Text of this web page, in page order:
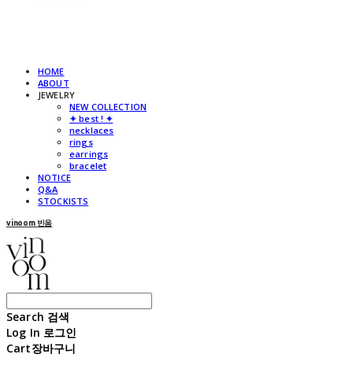
HOME
ABOUT
JEWELRY
NEW COLLECTION
✦ best ! ✦
necklaces
rings
earrings
bracelet
NOTICE
Q&A
STOCKISTS
vinoom 빈움
Search 검색
Log In 로그인
Cart장바구니